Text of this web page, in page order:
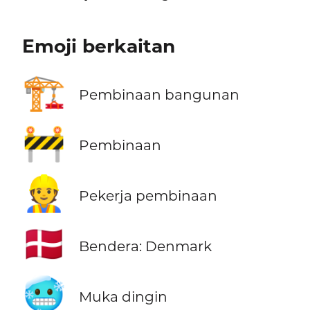
Emoji berkaitan
🏗️ Pembinaan bangunan
🚧 Pembinaan
👷 Pekerja pembinaan
🇩🇰 Bendera: Denmark
🥶 Muka dingin